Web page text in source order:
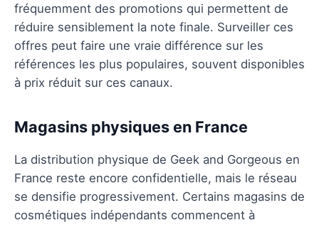
fréquemment des promotions qui permettent de
réduire sensiblement la note finale. Surveiller ces
offres peut faire une vraie différence sur les
références les plus populaires, souvent disponibles
à prix réduit sur ces canaux.
Magasins physiques en France
La distribution physique de Geek and Gorgeous en
France reste encore confidentielle, mais le réseau
se densifie progressivement. Certains magasins de
cosmétiques indépendants commencent à